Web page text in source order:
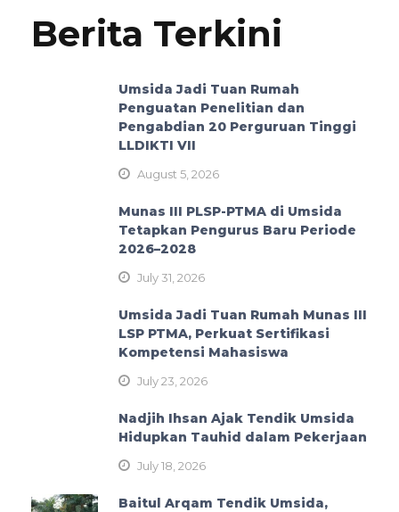
Berita Terkini
Umsida Jadi Tuan Rumah
Penguatan Penelitian dan
Pengabdian 20 Perguruan Tinggi
LLDIKTI VII
August 5, 2026
Munas III PLSP-PTMA di Umsida
Tetapkan Pengurus Baru Periode
2026–2028
July 31, 2026
Umsida Jadi Tuan Rumah Munas III
LSP PTMA, Perkuat Sertifikasi
Kompetensi Mahasiswa
July 23, 2026
Nadjih Ihsan Ajak Tendik Umsida
Hidupkan Tauhid dalam Pekerjaan
July 18, 2026
Baitul Arqam Tendik Umsida,